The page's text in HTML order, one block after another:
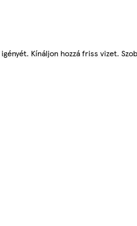
Kínáljon hozzá friss vizet.